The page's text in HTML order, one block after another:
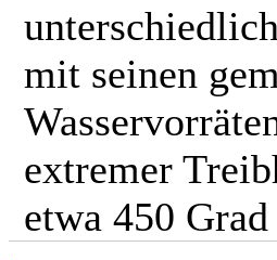
mit seinen
extremer
etwa 450